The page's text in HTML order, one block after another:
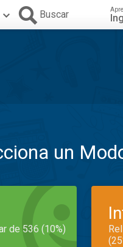
Buscar
un
de 536 (10%)